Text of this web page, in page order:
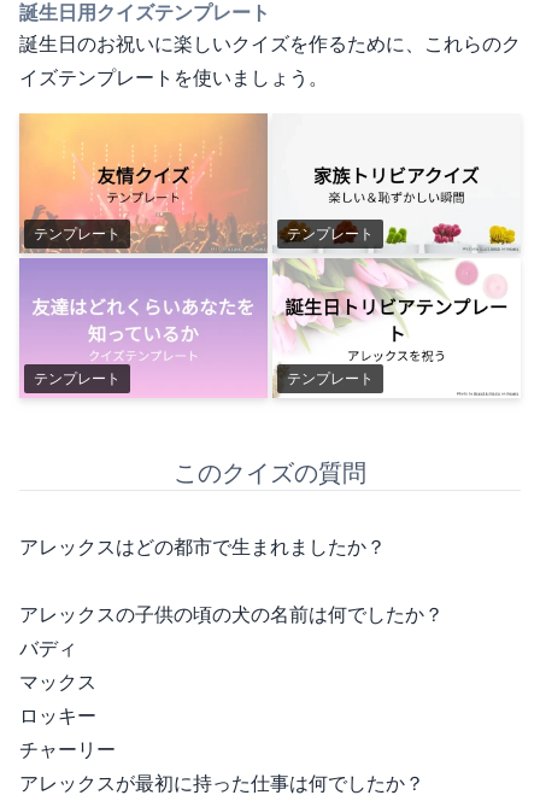
誕生日用クイズテンプレート
誕生日のお祝いに楽しいクイズを作るために、これらのク
イズテンプレートを使いましょう。
テンプレート テンプレート
テンプレート テンプレート
このクイズの質問
アレックスはどの都市で生まれましたか？
アレックスの子供の頃の犬の名前は何でしたか？
バディ
マックス
ロッキー
チャーリー
アレックスが最初に持った仕事は何でしたか？